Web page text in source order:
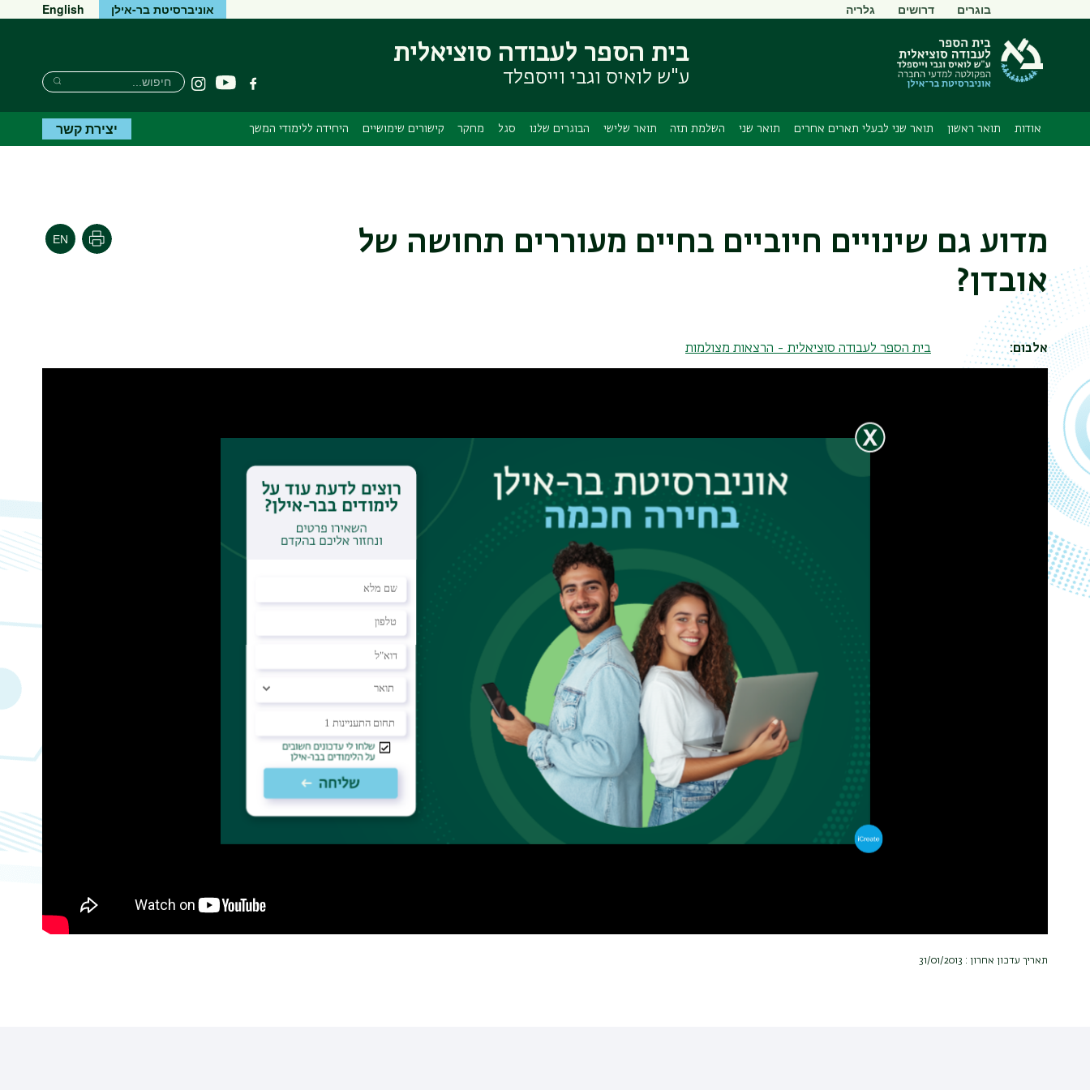
העיקרי
ניווט
ראשי
תפריט
משני
בוגרים דרושים גלריה אוניברסיטת בר-אילן English
בית הספר לעבודה סוציאלית
ע"ש לואיס וגבי וייספלד פייסבוקיוטיוב Instagram
חיפוש
Search
Search
אודות תואר ראשון תואר שני לבעלי תארים אחרים תואר שני השלמת תזה תואר שלישי הבוגרים שלנו סגל מחקר קישורים שימושיים היחידה ללימודי המשך יצירת קשר
מדוע גם שינויים חיוביים בחיים מעוררים תחושה של
אובדן?
הדפסה
אלבום בית הספר לעבודה סוציאלית - הרצאות מצולמות
תאריך עדכון אחרון : 31/01/2013